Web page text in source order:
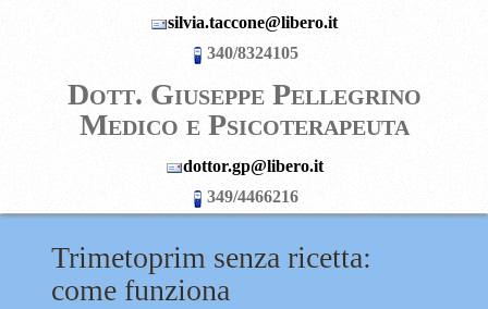
silvia.taccone@libero.it
340/8324105
Dott. Giuseppe Pellegrino
Medico e Psicoterapeuta
dottor.gp@libero.it
349/4466216
Trimetoprim senza ricetta:
come funziona